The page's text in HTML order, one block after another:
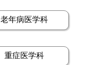
老年病医学科
重症医学科